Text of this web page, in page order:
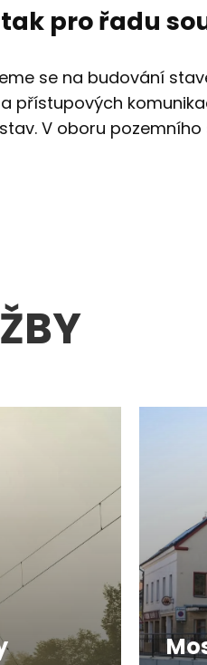
tak pro řadu
se na budování
přístupových
V oboru